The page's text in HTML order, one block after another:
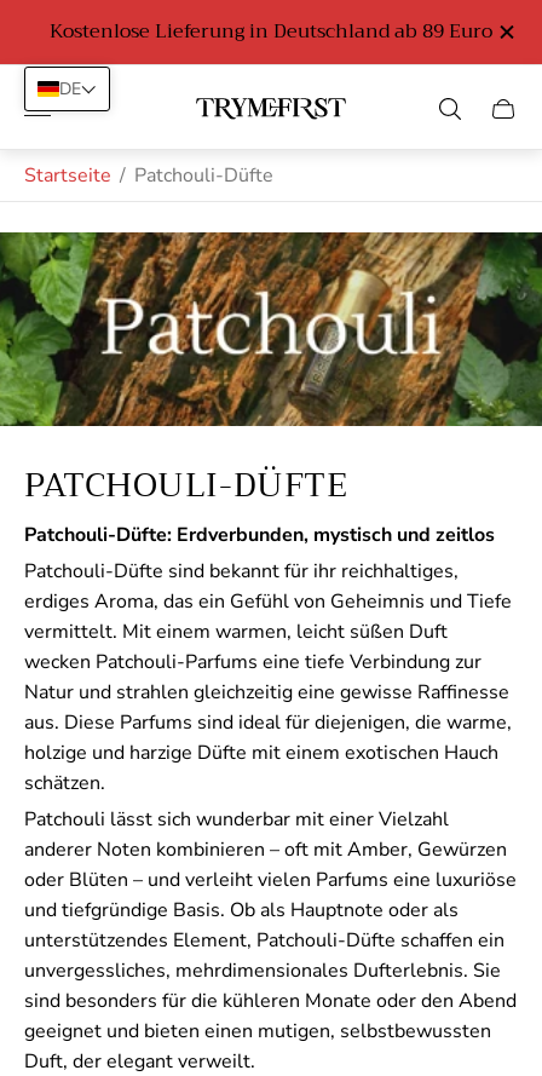
Kostenlose Lieferung in Deutschland ab 89 Euro
Laden-
Startseite / Patchouli-Düfte
PATCHOULI-DÜFTE
Patchouli-Düfte: Erdverbunden, mystisch und zeitlos
Patchouli-Düfte sind bekannt für ihr reichhaltiges,
erdiges Aroma, das ein Gefühl von Geheimnis und Tiefe
vermittelt. Mit einem warmen, leicht süßen Duft
wecken Patchouli-Parfums eine tiefe Verbindung zur
Natur und strahlen gleichzeitig eine gewisse Raffinesse
aus. Diese Parfums sind ideal für diejenigen, die warme,
holzige und harzige Düfte mit einem exotischen Hauch
schätzen.
Patchouli lässt sich wunderbar mit einer Vielzahl
anderer Noten kombinieren – oft mit Amber, Gewürzen
oder Blüten – und verleiht vielen Parfums eine luxuriöse
und tiefgründige Basis. Ob als Hauptnote oder als
unterstützendes Element, Patchouli-Düfte schaffen ein
unvergessliches, mehrdimensionales Dufterlebnis. Sie
sind besonders für die kühleren Monate oder den Abend
geeignet und bieten einen mutigen, selbstbewussten
Duft, der elegant verweilt.
DE